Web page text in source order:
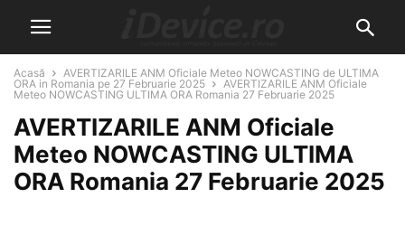
Acasă
AVERTIZARILE ANM Oficiale Meteo NOWCASTING de ULTIMA
ORA in Romania pe 27 Februarie 2025
AVERTIZARILE ANM Oficiale
Meteo NOWCASTING ULTIMA ORA Romania 27 Februarie 2025
AVERTIZARILE ANM Oficiale
Meteo NOWCASTING ULTIMA
ORA Romania 27 Februarie 2025